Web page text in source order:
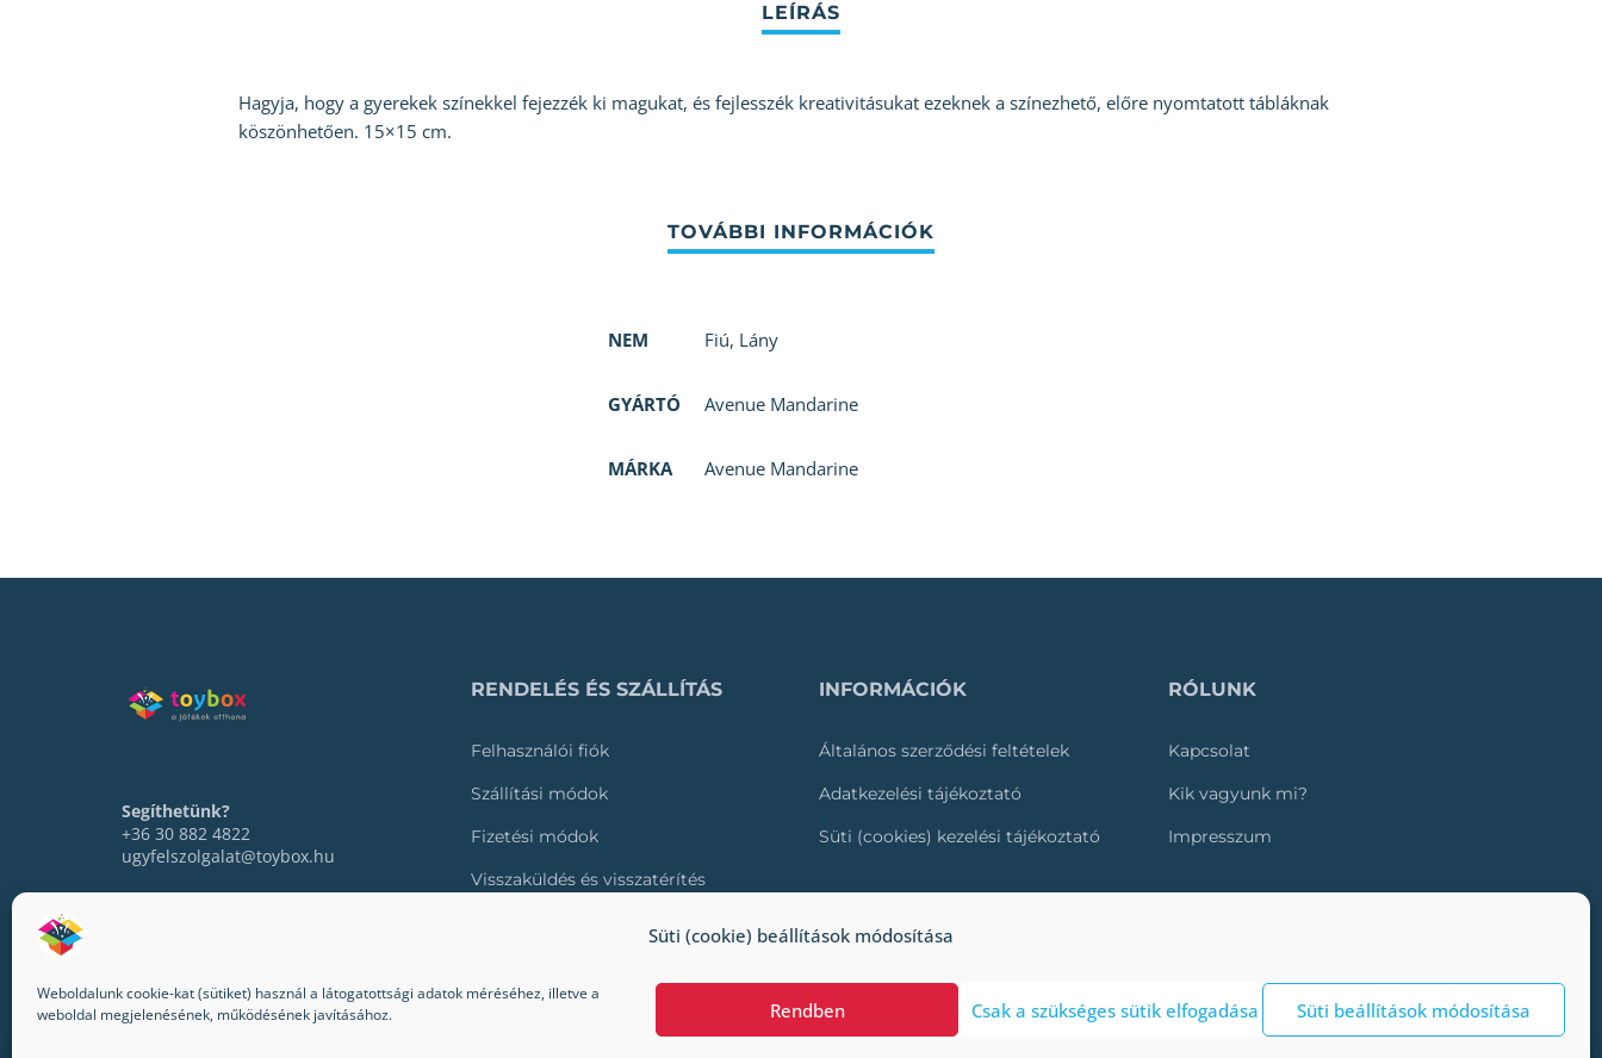
Süti (cookie) beállítások módosítása
Weboldalunk cookie-kat (sütiket) használ a látogatottsági adatok méréséhez, illetve a
weboldal megjelenésének, működésének javításához.
Rendben Csak a szükséges sütik elfogadása Süti beállítások módosítása
Hagyja, hogy a gyerekek színekkel fejezzék ki magukat, és fejlesszék kreativitásukat ezeknek a színezhető, előre nyomtatott tábláknak
köszönhetően. 15×15 cm.
NEM Fiú, Lány
GYÁRTÓ Avenue Mandarine
MÁRKA Avenue Mandarine
Segíthetünk?
+36 30 882 4822
ugyfelszolgalat@toybox.hu
RENDELÉS ÉS SZÁLLÍTÁS
Felhasználói fiók
Szállítási módok
Fizetési módok
Visszaküldés és visszatérítés
INFORMÁCIÓK
Általános szerződési feltételek
Adatkezelési tájékoztató
Süti (cookies) kezelési tájékoztató
RÓLUNK
Kapcsolat
Kik vagyunk mi?
Impresszum